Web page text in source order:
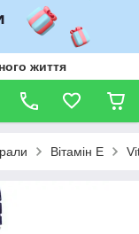
життя
Вітамін Е